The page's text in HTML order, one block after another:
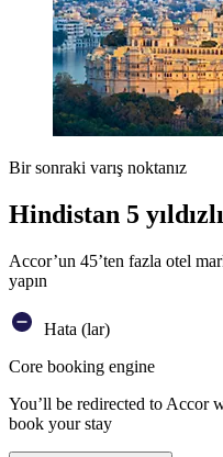
Bir sonraki varış noktanız
Hindistan 5
Accor’un 45’ten fazla otel
yapın
Hata (lar)
Core booking engine
You’ll be redirected to Accor
book your stay